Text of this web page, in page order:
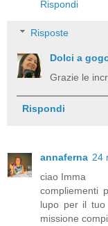
Rispondi
Risposte
Dolci a
Grazie le
Rispondi
annaferna 24
ciao Imma
compliementi
lupo per il
missione